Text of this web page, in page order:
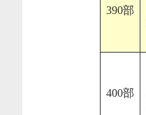
390部
400部